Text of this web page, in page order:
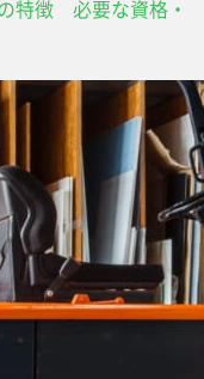
特徴 必要な資格・